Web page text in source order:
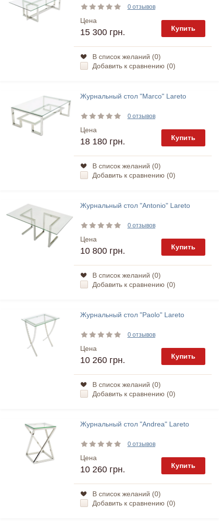
0 отзывов
Цена
15 300 грн. Купить
В список желаний (0)
Добавить к сравнению (0)
Журнальный стол "Marco" Lareto
0 отзывов
Цена
18 180 грн. Купить
В список желаний (0)
Добавить к сравнению (0)
Журнальный стол "Antonio" Lareto
0 отзывов
Цена
10 800 грн. Купить
В список желаний (0)
Добавить к сравнению (0)
Журнальный стол "Paolo" Lareto
0 отзывов
Цена
10 260 грн. Купить
В список желаний (0)
Добавить к сравнению (0)
Журнальный стол "Andrea" Lareto
0 отзывов
Цена
10 260 грн. Купить
В список желаний (0)
Добавить к сравнению (0)